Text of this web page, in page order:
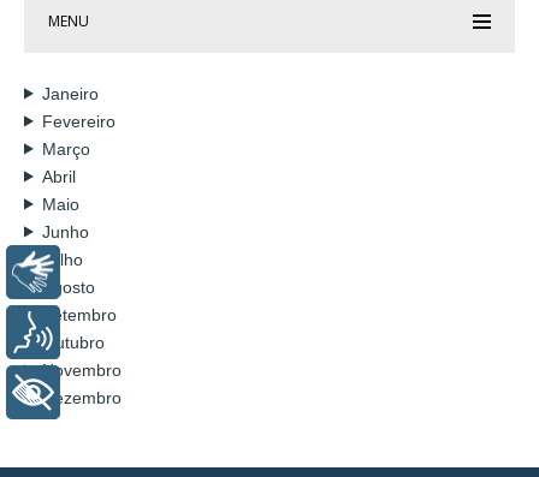
MENU
Janeiro
Fevereiro
Março
Abril
Maio
Junho
Julho
Agosto
Setembro
Outubro
Novembro
Dezembro
Libras
Voz
+ Acessibilidade